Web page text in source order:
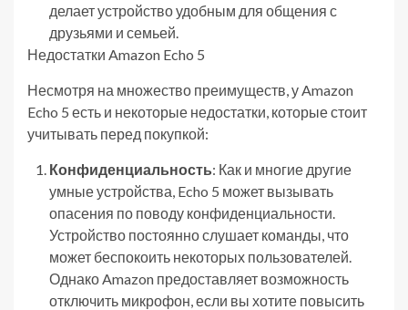
делает устройство удобным для общения с
друзьями и семьей.
Недостатки Amazon Echo 5
Несмотря на множество преимуществ, у Amazon
Echo 5 есть и некоторые недостатки, которые стоит
учитывать перед покупкой:
Конфиденциальность: Как и многие другие
умные устройства, Echo 5 может вызывать
опасения по поводу конфиденциальности.
Устройство постоянно слушает команды, что
может беспокоить некоторых пользователей.
Однако Amazon предоставляет возможность
отключить микрофон, если вы хотите повысить